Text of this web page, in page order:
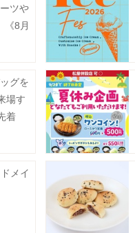
ツや
《8月
グを
場す
着
メイ